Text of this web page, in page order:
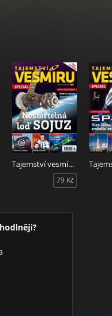
Tajemství vesmíru SPECIÁL léto 2024
79 Kč